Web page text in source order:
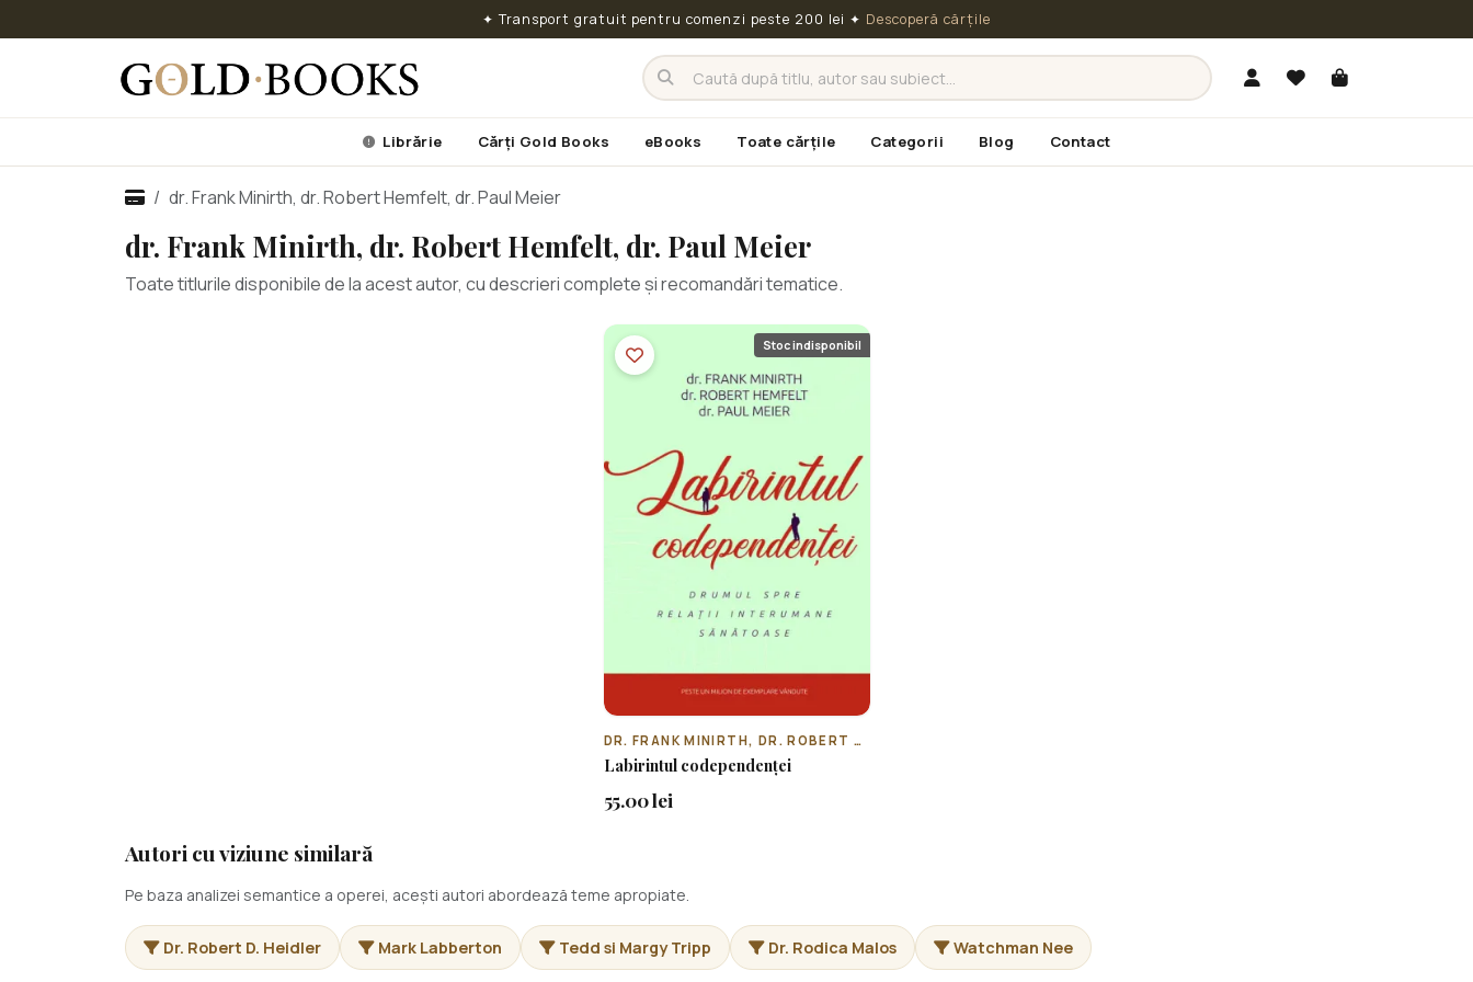
✦ Transport gratuit pentru comenzi peste 200 lei ✦ Descoperă cărțile
Librărie Cărți Gold Books eBooks Toate cărțile Categorii Blog Contact
dr. Frank Minirth, dr. Robert Hemfelt, dr. Paul Meier
dr. Frank Minirth, dr. Robert Hemfelt, dr. Paul Meier
Toate titlurile disponibile de la acest autor, cu descrieri complete și recomandări tematice.
Stoc indisponibil
DR. FRANK MINIRTH, DR. ROBERT HEMFELT, DR. PAUL MEIER
Labirintul codependenței
55.00 lei
Autori cu viziune similară
Pe baza analizei semantice a operei, acești autori abordează teme apropiate.
Dr. Robert D. Heidler Mark Labberton Tedd si Margy Tripp Dr. Rodica Malos Watchman Nee